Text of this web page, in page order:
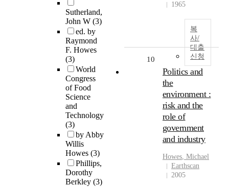
Sutherland,
John W (3)
ed. by
Raymond
F. Howes
(3)
World
Congress
of Food
Science
and
Technology
(3)
by Abby
Willis
Howes (3)
Phillips,
Dorothy
Berkley (3)
1965
복
사/
대출
신청
10
Politics and
the
environment :
risk and the
role of
government
and industry
Howes, Michael
Earthscan
2005